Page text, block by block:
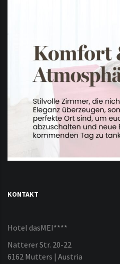
KONTAKT
Hotel dasMEI****
Natterer Str. 20-22
6162 Mutters | Austria